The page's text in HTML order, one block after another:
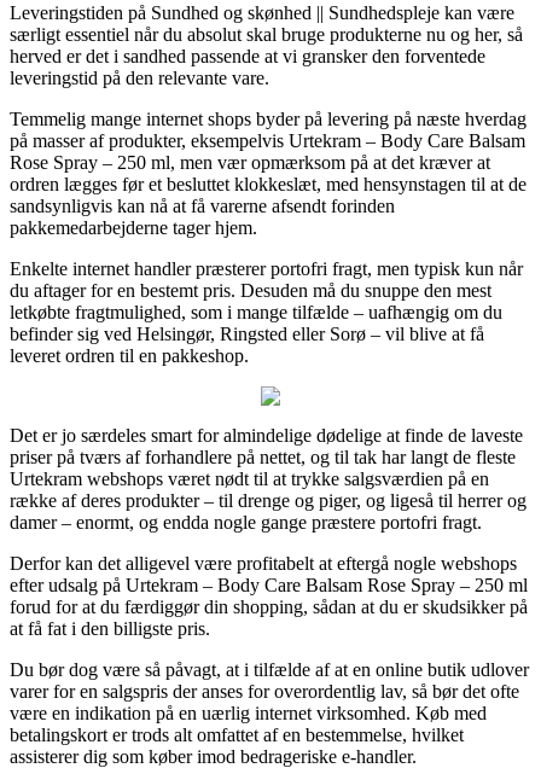
Leveringstiden på Sundhed og skønhed || Sundhedspleje kan være
særligt essentiel når du absolut skal bruge produkterne nu og her, så
herved er det i sandhed passende at vi gransker den forventede
leveringstid på den relevante vare.
Temmelig mange internet shops byder på levering på næste hverdag
på masser af produkter, eksempelvis Urtekram – Body Care Balsam
Rose Spray – 250 ml, men vær opmærksom på at det kræver at
ordren lægges før et besluttet klokkeslæt, med hensynstagen til at de
sandsynligvis kan nå at få varerne afsendt forinden
pakkemedarbejderne tager hjem.
Enkelte internet handler præsterer portofri fragt, men typisk kun når
du aftager for en bestemt pris. Desuden må du snuppe den mest
letkøbte fragtmulighed, som i mange tilfælde – uafhængig om du
befinder sig ved Helsingør, Ringsted eller Sorø – vil blive at få
leveret ordren til en pakkeshop.
Det er jo særdeles smart for almindelige dødelige at finde de laveste
priser på tværs af forhandlere på nettet, og til tak har langt de fleste
Urtekram webshops været nødt til at trykke salgsværdien på en
række af deres produkter – til drenge og piger, og ligeså til herrer og
damer – enormt, og endda nogle gange præstere portofri fragt.
Derfor kan det alligevel være profitabelt at eftergå nogle webshops
efter udsalg på Urtekram – Body Care Balsam Rose Spray – 250 ml
forud for at du færdiggør din shopping, sådan at du er skudsikker på
at få fat i den billigste pris.
Du bør dog være så påvagt, at i tilfælde af at en online butik udlover
varer for en salgspris der anses for overordentlig lav, så bør det ofte
være en indikation på en uærlig internet virksomhed. Køb med
betalingskort er trods alt omfattet af en bestemmelse, hvilket
assisterer dig som køber imod bedrageriske e-handler.